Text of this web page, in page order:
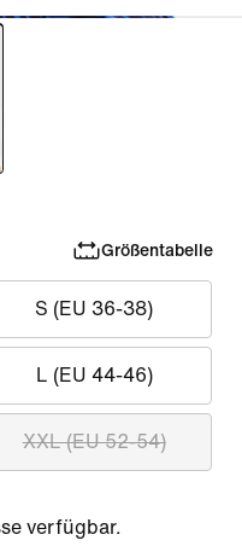
Größentabelle
S (EU 36-38)
L (EU 44-46)
XXL (EU 52-54)
verfügbar.